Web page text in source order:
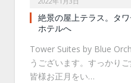
絶景の屋上テラス。タ
ホテルへ
Tower Suites by Blue
うございます。すっかり
皆様お正月をい…